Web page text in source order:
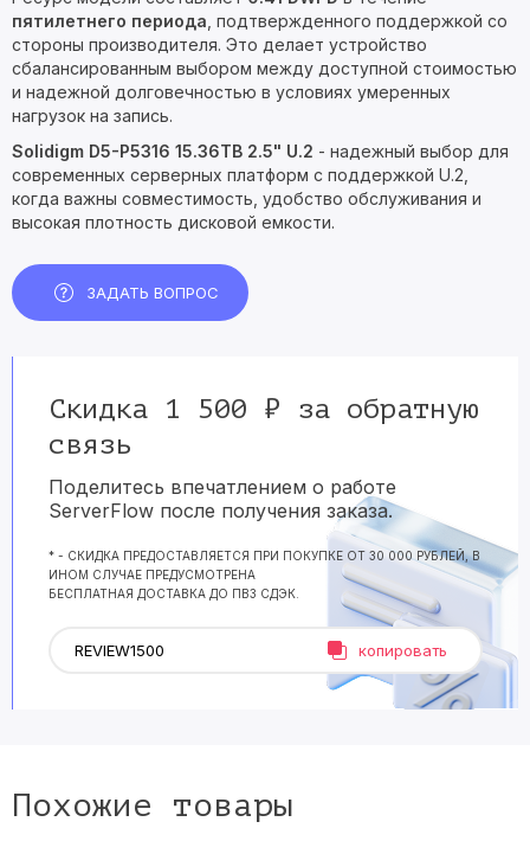
пятилетнего периода , подтвержденного поддержкой со
стороны производителя. Это делает устройство
сбалансированным выбором между доступной стоимостью
и надежной долговечностью в условиях умеренных
нагрузок на запись.
Solidigm D5-P5316 15.36TB 2.5" U.2 - надежный выбор для
современных серверных платформ с поддержкой U.2,
когда важны совместимость, удобство обслуживания и
высокая плотность дисковой емкости.
ЗАДАТЬ ВОПРОС
Скидка 1 500 ₽ за обратную
связь
Поделитесь впечатлением о работе
ServerFlow после получения заказа.
* - СКИДКА ПРЕДОСТАВЛЯЕТСЯ ПРИ ПОКУПКЕ ОТ 30 000 РУБЛЕЙ, В
ИНОМ СЛУЧАЕ ПРЕДУСМОТРЕНА
БЕСПЛАТНАЯ ДОСТАВКА ДО ПВЗ СДЭК.
копировать
Похожие товары